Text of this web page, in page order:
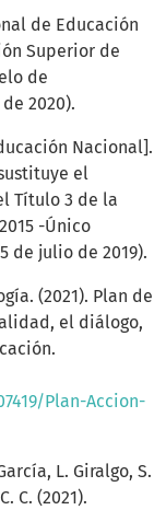
de Educación
Superior de
de
2020).
Nacional].
el
Título 3 de la
-Único
de julio de 2019).
(2021). Plan de
el diálogo,
Plan-Accion-
L. Giralgo, S.
C. (2021).